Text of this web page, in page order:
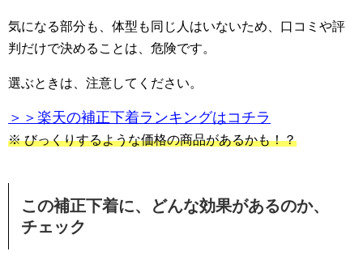
気になる部分も、体型も同じ人はいないため、口コミや評
判だけで決めることは、危険です。
選ぶときは、注意してください。
＞＞楽天の補正下着ランキングはコチラ
※ びっくりするような価格の商品があるかも！？
この補正下着に、どんな効果があるのか、
チェック